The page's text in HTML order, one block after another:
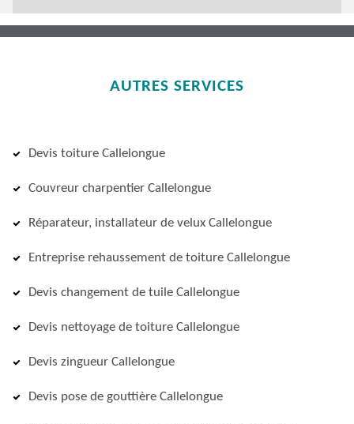
AUTRES SERVICES
Devis toiture Callelongue
Couvreur charpentier Callelongue
Réparateur, installateur de velux Callelongue
Entreprise rehaussement de toiture Callelongue
Devis changement de tuile Callelongue
Devis nettoyage de toiture Callelongue
Devis zingueur Callelongue
Devis pose de gouttière Callelongue